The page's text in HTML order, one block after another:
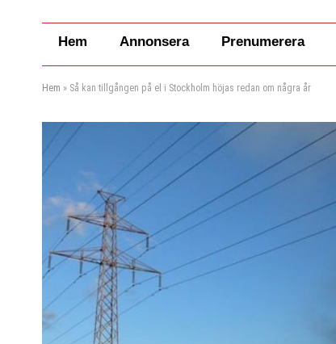
Hem Annonsera Prenumerera
Hem » Så kan tillgången på el i Stockholm höjas redan om några år